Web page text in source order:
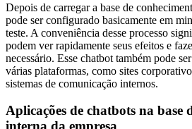
Depois de carregar a base de
pode ser configurado basicamente em
teste. A conveniência desse processo
podem ver rapidamente seus efeitos e
necessário. Esse chatbot também pode
várias plataformas, como sites
sistemas de comunicação internos.
Aplicações de chatbots na base